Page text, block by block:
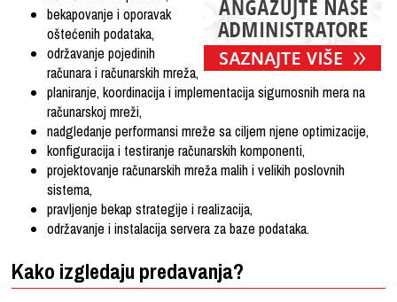
bekapovanje i oporavak
oštećenih podataka,
održavanje pojedinih
računara i računarskih mreža,
planiranje, koordinacija i implementacija sigurnosnih mera na
računarskoj mreži,
nadgledanje performansi mreže sa ciljem njene optimizacije,
konfiguracija i testiranje računarskih komponenti,
projektovanje računarskih mreža malih i velikih poslovnih
sistema,
pravljenje bekap strategije i realizacija,
održavanje i instalacija servera za baze podataka.
Kako izgledaju predavanja?